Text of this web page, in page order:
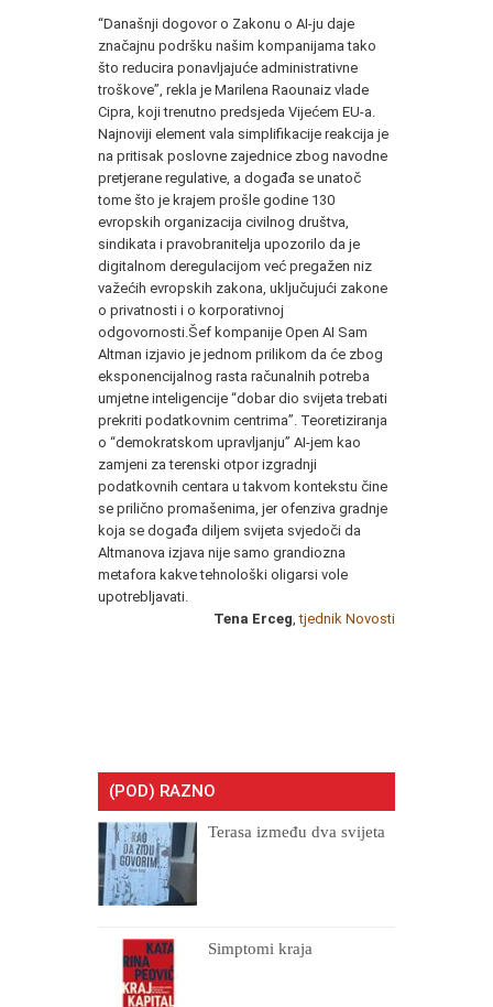
“Današnji dogovor o Zakonu o AI-ju daje
značajnu podršku našim kompanijama tako
što reducira ponavljajuće administrativne
troškove”, rekla je Marilena Raounaiz vlade
Cipra, koji trenutno predsjeda Vijećem EU-a.
Najnoviji element vala simplifikacije reakcija je
na pritisak poslovne zajednice zbog navodne
pretjerane regulative, a događa se unatoč
tome što je krajem prošle godine 130
evropskih organizacija civilnog društva,
sindikata i pravobranitelja upozorilo da je
digitalnom deregulacijom već pregažen niz
važećih evropskih zakona, uključujući zakone
o privatnosti i o korporativnoj
odgovornosti.Šef kompanije Open AI Sam
Altman izjavio je jednom prilikom da će zbog
eksponencijalnog rasta računalnih potreba
umjetne inteligencije “dobar dio svijeta trebati
prekriti podatkovnim centrima”. Teoretiziranja
o “demokratskom upravljanju” AI-jem kao
zamjeni za terenski otpor izgradnji
podatkovnih centara u takvom kontekstu čine
se prilično promašenima, jer ofenziva gradnje
koja se događa diljem svijeta svjedoči da
Altmanova izjava nije samo grandiozna
metafora kakve tehnološki oligarsi vole
upotrebljavati.
Tena Erceg ,tjednik Novosti
(POD) RAZNO
Terasa između dva svijeta
Simptomi kraja